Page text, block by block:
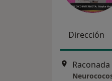
Dirección